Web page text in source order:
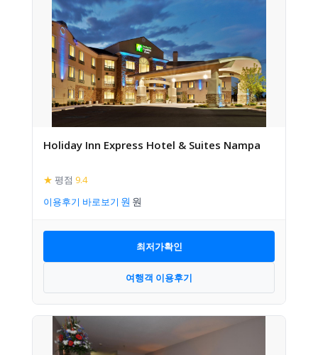
Holiday Inn Express Hotel & Suites Nampa
★ 평점 9.4
이용후기 바로보기
최저가확인
여행객 이용후기